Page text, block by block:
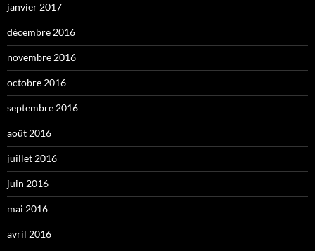
janvier 2017
décembre 2016
novembre 2016
octobre 2016
septembre 2016
août 2016
juillet 2016
juin 2016
mai 2016
avril 2016